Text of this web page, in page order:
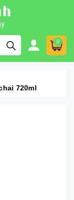
0
720ml